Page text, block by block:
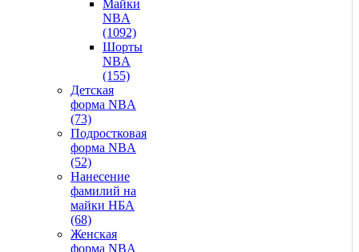
Майки
NBA
(1092)
Шорты
NBA
(155)
Детская
форма NBA
(73)
Подростковая
форма NBA
(52)
Нанесение
фамилий на
майки НБА
(68)
Женская
форма NBA